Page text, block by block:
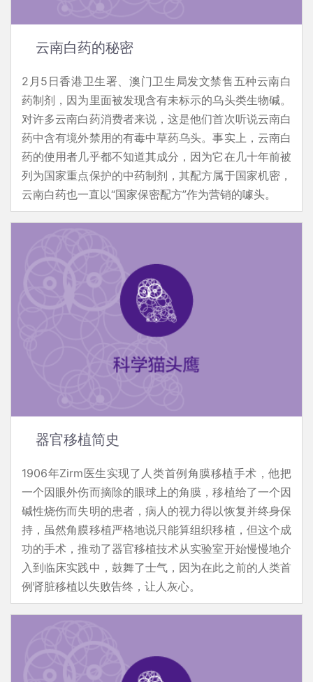
云南白药的秘密
2月5日香港卫生署、澳门卫生局发文禁售五种云南白
药制剂，因为里面被发现含有未标示的乌头类生物碱。
对许多云南白药消费者来说，这是他们首次听说云南白
药中含有境外禁用的有毒中草药乌头。事实上，云南白
药的使用者几乎都不知道其成分，因为它在几十年前被
列为国家重点保护的中药制剂，其配方属于国家机密，
云南白药也一直以“国家保密配方”作为营销的噱头。
器官移植简史
1906年Zirm医生实现了人类首例角膜移植手术，他把
一个因眼外伤而摘除的眼球上的角膜，移植给了一个因
碱性烧伤而失明的患者，病人的视力得以恢复并终身保
持，虽然角膜移植严格地说只能算组织移植，但这个成
功的手术，推动了器官移植技术从实验室开始慢慢地介
入到临床实践中，鼓舞了士气，因为在此之前的人类首
例肾脏移植以失败告终，让人灰心。